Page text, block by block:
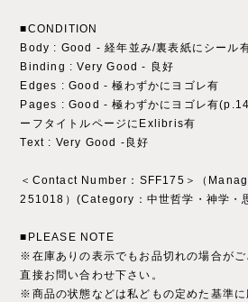
■CONDITION
Body : Good - 経年並み/裏表紙にシール
Binding : Very Good - 良好
Edges : Good - 極わずかにヨゴレ有
Pages : Good - 極わずかにヨゴレ有
ーフタイトルページにExlibris有
Text : Very Good -良好
＜Contact Number：SFF175＞（
251018）(Category：中世哲学・神学・
■PLEASE NOTE
※在庫ありの表示でもお品切れの場合が
直接お問い合わせ下さい。
※商品の状態などは私どもの定めた基準